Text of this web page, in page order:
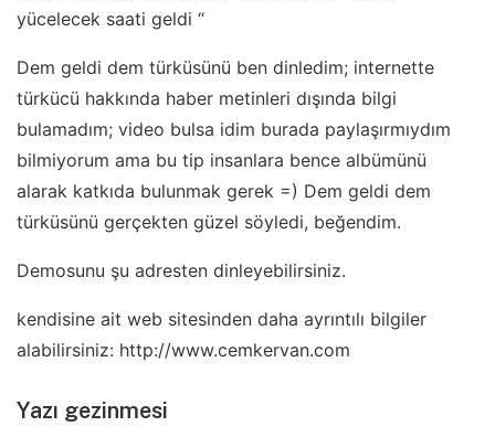
yücelecek saati geldi “
Dem geldi dem türküsünü ben dinledim; internette
türkücü hakkında haber metinleri dışında bilgi
bulamadım; video bulsa idim burada paylaşırmıydım
bilmiyorum ama bu tip insanlara bence albümünü
alarak katkıda bulunmak gerek =) Dem geldi dem
türküsünü gerçekten güzel söyledi, beğendim.
Demosunu şu adresten dinleyebilirsiniz.
kendisine ait web sitesinden daha ayrıntılı bilgiler
alabilirsiniz: http://www.cemkervan.com
Yazı gezinmesi